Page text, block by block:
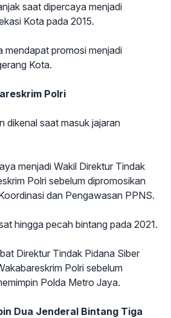
saat dipercaya menjadi
Kota pada 2015.
mendapat promosi menjadi
Kota.
Polri
dikenal saat masuk jajaran
menjadi Wakil Direktur Tindak
Polri sebelum dipromosikan
dan Pengawasan PPNS.
hingga pecah bintang pada 2021.
Direktur Tindak Pidana Siber
Polri sebelum
Polda Metro Jaya.
Dua Jenderal Bintang Tiga